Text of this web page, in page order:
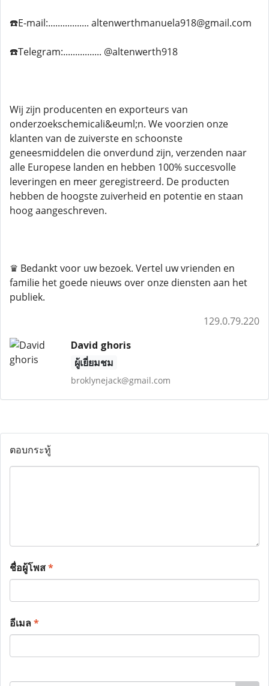
☎️E-mail:................. altenwerthmanuela918@gmail.com
☎️Telegram:................ @altenwerth918
Wij zijn producenten en exporteurs van
onderzoekschemicali&euml;n. We voorzien onze
klanten van de zuiverste en schoonste
geneesmiddelen die onverdund zijn, verzenden naar
alle Europese landen en hebben 100% succesvolle
leveringen en meer geregistreerd. De producten
hebben de hoogste zuiverheid en potentie en staan ​​
hoog aangeschreven.
♛ Bedankt voor uw bezoek. Vertel uw vrienden en
familie het goede nieuws over onze diensten aan het
publiek.
129.0.79.220
David ghoris
ผู้เยี่ยมชม
broklynejack@gmail.com
ตอบกระทู้
ชื่อผู้โพส*
อีเมล*